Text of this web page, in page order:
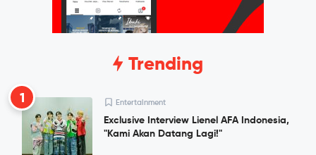
Trending
1 Entertainment
Exclusive Interview Lienel AFA Indonesia,
"Kami Akan Datang Lagi!"